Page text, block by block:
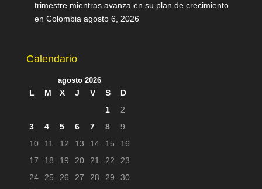
trimestre mientras avanza en su plan de crecimiento
en Colombia agosto 6, 2026
Calendario
agosto 2026
L M X J V S
D
1
2
3
4 5 6 7 8
9
10
11 12 13 14 15
16
17
18 19 20 21 22
23
24
25 26 27 28 29
30